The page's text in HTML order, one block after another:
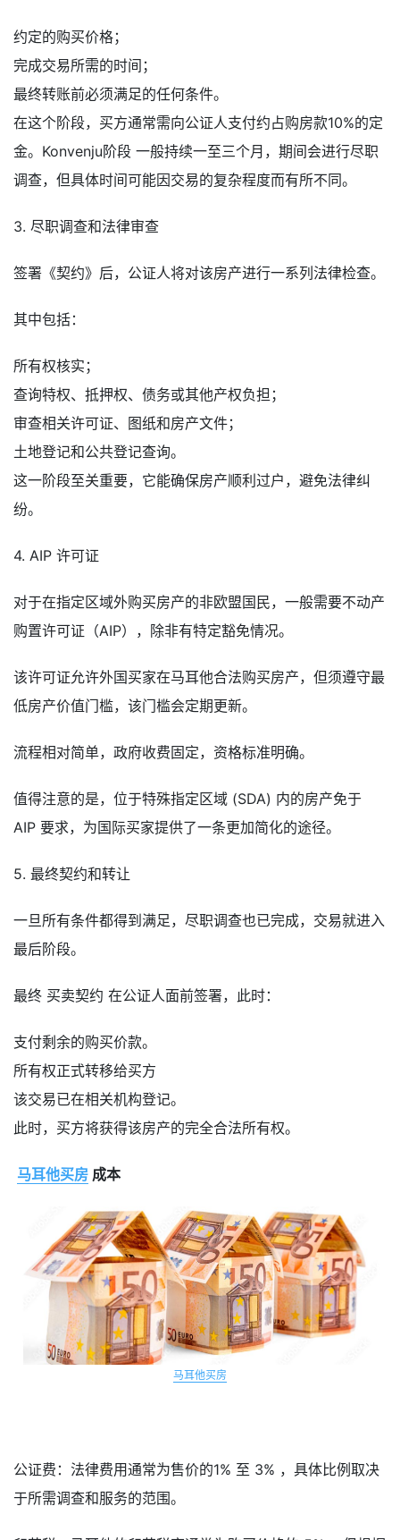
约定的购买价格；
完成交易所需的时间；
最终转账前必须满足的任何条件。
在这个阶段，买方通常需向公证人支付约占购房款10%的定
金。Konvenju阶段 一般持续一至三个月，期间会进行尽职
调查，但具体时间可能因交易的复杂程度而有所不同。
3. 尽职调查和法律审查
签署《契约》后，公证人将对该房产进行一系列法律检查。
其中包括：
所有权核实；
查询特权、抵押权、债务或其他产权负担；
审查相关许可证、图纸和房产文件；
土地登记和公共登记查询。
这一阶段至关重要，它能确保房产顺利过户，避免法律纠
纷。
4. AIP 许可证
对于在指定区域外购买房产的非欧盟国民，一般需要不动产
购置许可证（AIP），除非有特定豁免情况。
该许可证允许外国买家在马耳他合法购买房产，但须遵守最
低房产价值门槛，该门槛会定期更新。
流程相对简单，政府收费固定，资格标准明确。
值得注意的是，位于特殊指定区域 (SDA) 内的房产免于
AIP 要求，为国际买家提供了一条更加简化的途径。
5. 最终契约和转让
一旦所有条件都得到满足，尽职调查也已完成，交易就进入
最后阶段。
最终 买卖契约 在公证人面前签署，此时：
支付剩余的购买价款。
所有权正式转移给买方
该交易已在相关机构登记。
此时，买方将获得该房产的完全合法所有权。
马耳他买房 成本
马耳他买房
公证费：法律费用通常为售价的1% 至 3% ，具体比例取决
于所需调查和服务的范围。